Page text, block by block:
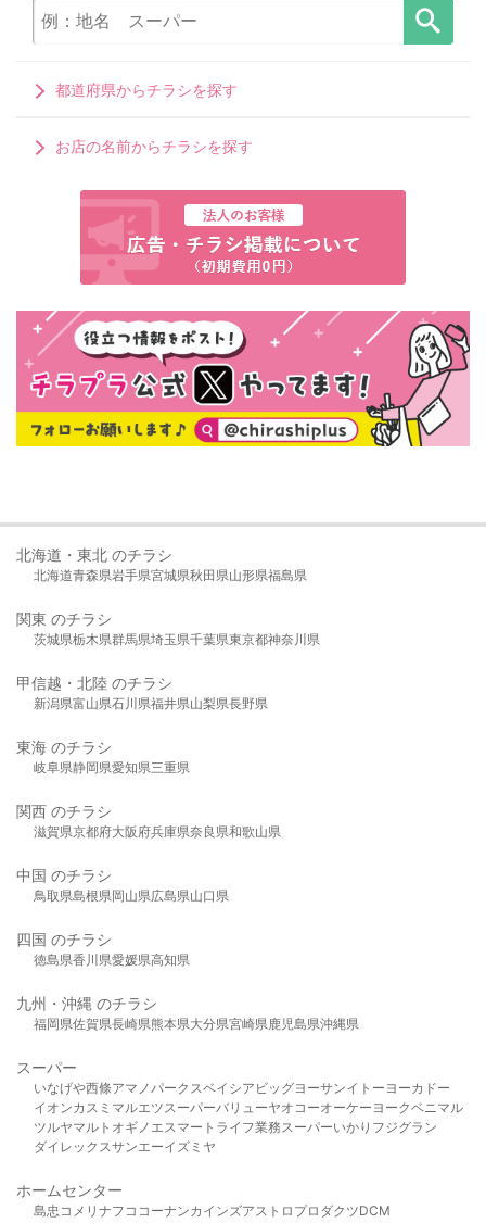
都道府県からチラシを探す
お店の名前からチラシを探す
北海道・東北 のチラシ
北海道青森県岩手県宮城県秋田県山形県福島県
関東 のチラシ
茨城県栃木県群馬県埼玉県千葉県東京都神奈川県
甲信越・北陸 のチラシ
新潟県富山県石川県福井県山梨県長野県
東海 のチラシ
岐阜県静岡県愛知県三重県
関西 のチラシ
滋賀県京都府大阪府兵庫県奈良県和歌山県
中国 のチラシ
鳥取県島根県岡山県広島県山口県
四国 のチラシ
徳島県香川県愛媛県高知県
九州・沖縄 のチラシ
福岡県佐賀県長崎県熊本県大分県宮崎県鹿児島県沖縄県
スーパー
いなげや西條アマノパークスベイシア ビッグヨーサンイトーヨーカドー
イオンカスミ マルエツスーパーバリューヤオコーオーケー ヨークベニマル
ツルヤマルト オギノ エスマート ライフ業務スーパーいかり フジグラン
ダイレックスサンエーイズミヤ
ホームセンター
島忠 コメリ ナフコ コーナンカインズアストロプロダクツDCM